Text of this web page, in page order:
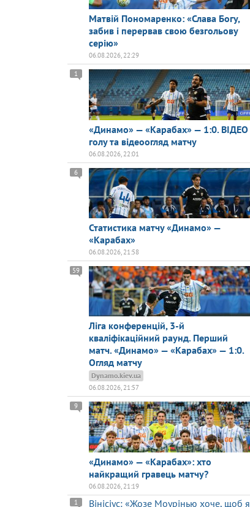
Матвій Пономаренко: «Слава Богу,
забив і перервав свою безгольову
серію»
06.08.2026, 22:29
«Динамо» — «Карабах» — 1:0. ВІДЕО
голу та відеоогляд матчу
1
06.08.2026, 22:01
Статистика матчу «Динамо» —
«Карабах»
6
06.08.2026, 21:58
Ліга конференцій, 3-й
кваліфікаційний раунд. Перший
матч. «Динамо» — «Карабах» — 1:0.
Огляд матчу
59
Dynamo.kiev.ua
06.08.2026, 21:57
«Динамо» — «Карабах»: хто
найкращий гравець матчу?
9
06.08.2026, 21:19
Вінісіус: «Жозе Моурінью хоче, щоб я
1